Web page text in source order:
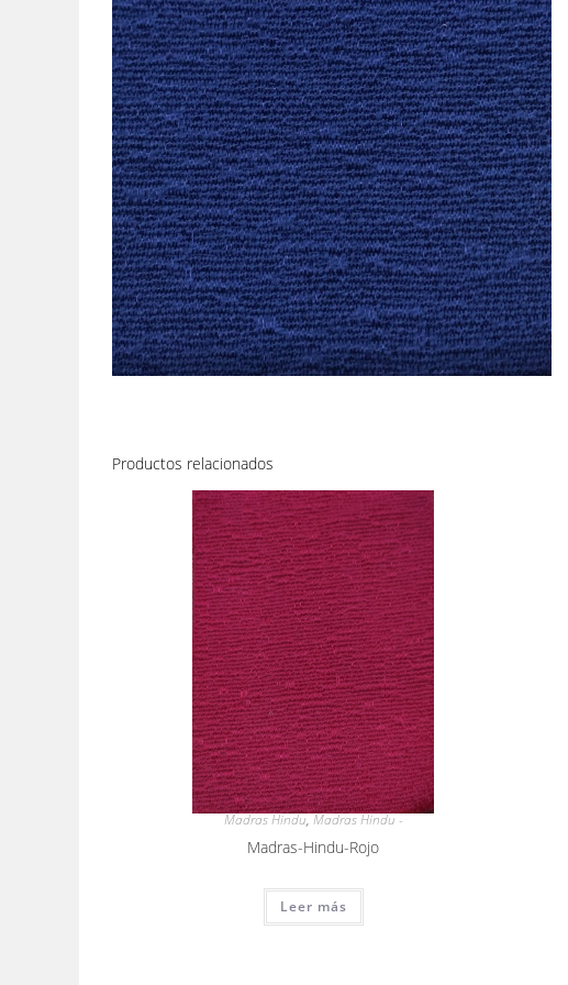
Productos relacionados
Madras Hindu,Madras Hindu -
Madras-Hindu-Rojo
Leer más